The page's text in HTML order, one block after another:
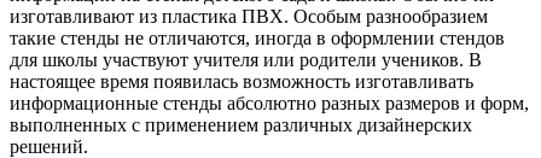
изготавливают из пластика ПВХ. Особым разнообразием
такие стенды не отличаются, иногда в оформлении стендов
для школы участвуют учителя или родители учеников. В
настоящее время появилась возможность изготавливать
информационные стенды абсолютно разных размеров и форм,
выполненных с применением различных дизайнерских
решений.